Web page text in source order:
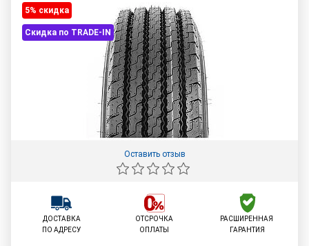
5% cкидка
Скидка по TRADE-IN
Оставить отзыв
ДОСТАВКА
ПО АДРЕСУ
ОТСРОЧКА
ОПЛАТЫ
РАСШИРЕННАЯ
ГАРАНТИЯ